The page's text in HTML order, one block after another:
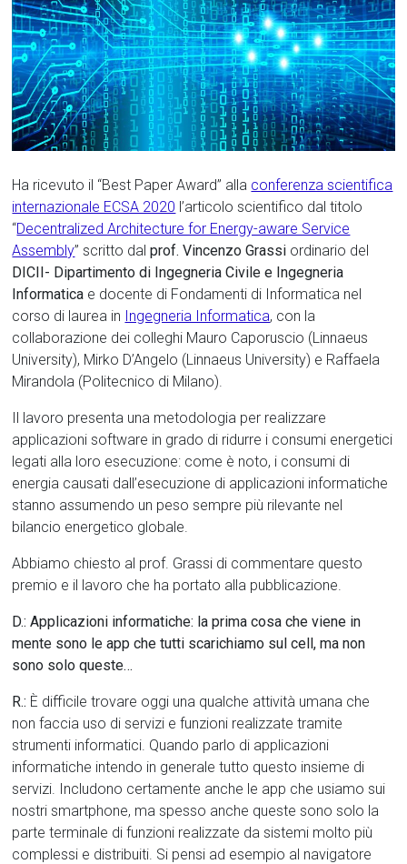
Ha ricevuto il “Best Paper Award” alla conferenza scientifica
internazionale ECSA 2020 l’articolo scientifico dal titolo
“Decentralized Architecture for Energy-aware Service
Assembly” scritto dalprof. Vincenzo Grassi ordinario del
DICII- Dipartimento di Ingegneria Civile e Ingegneria
Informatica e docente di Fondamenti di Informatica nel
corso di laurea in Ingegneria Informatica, con la
collaborazione dei colleghi Mauro Caporuscio (Linnaeus
University), Mirko D’Angelo (Linnaeus University) e Raffaela
Mirandola (Politecnico di Milano).
Il lavoro presenta una metodologia per realizzare
applicazioni software in grado di ridurre i consumi energetici
legati alla loro esecuzione: come è noto, i consumi di
energia causati dall’esecuzione di applicazioni informatiche
stanno assumendo un peso sempre più rilevante nel
bilancio energetico globale.
Abbiamo chiesto al prof. Grassi di commentare questo
premio e il lavoro che ha portato alla pubblicazione.
D.: Applicazioni informatiche: la prima cosa che viene in
mente sono le app che tutti scarichiamo sul cell, ma non
sono solo queste…
R.: È difficile trovare oggi una qualche attività umana che
non faccia uso di servizi e funzioni realizzate tramite
strumenti informatici. Quando parlo di applicazioni
informatiche intendo in generale tutto questo insieme di
servizi. Includono certamente anche le app che usiamo sui
nostri smartphone, ma spesso anche queste sono solo la
parte terminale di funzioni realizzate da sistemi molto più
complessi e distribuiti. Si pensi ad esempio al navigatore